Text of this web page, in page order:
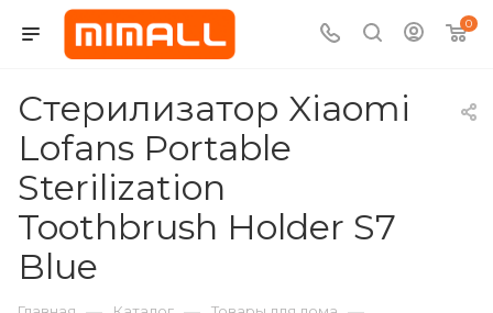
0
Стерилизатор Xiaomi
Lofans Portable
Sterilization
Toothbrush Holder S7
Blue